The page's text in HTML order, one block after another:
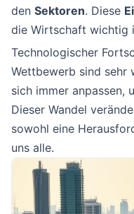
den Sektoren. Diese
die Wirtschaft wichtig
Technologischer
Wettbewerb sind sehr
sich immer anpassen,
Dieser Wandel
sowohl eine
uns alle.